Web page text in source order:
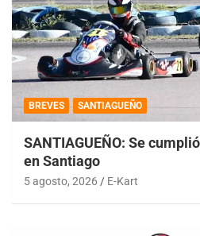
BREVES SANTIAGUEÑO
SANTIAGUEÑO: Se
en Santiago
5 agosto, 2026 E-Kart